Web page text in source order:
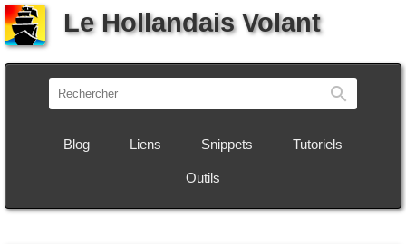
Le Hollandais Volant
Blog Liens Snippets Tutoriels
Outils